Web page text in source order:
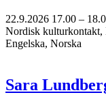
22.9.2026 17.00 –
Nordisk kulturkontakt,
Engelska, Norska
Sara